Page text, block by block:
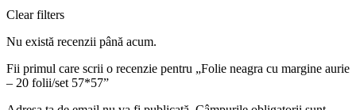
Clear filters
Nu există recenzii până acum.
Fii primul care scrii o recenzie pentru „Folie neagra cu margine aurie
– 20 folii/set 57*57”